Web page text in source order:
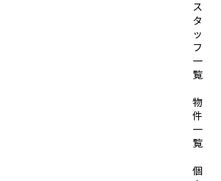
ス
タ
ッ
フ
一
覧
物
件
一
覧
個